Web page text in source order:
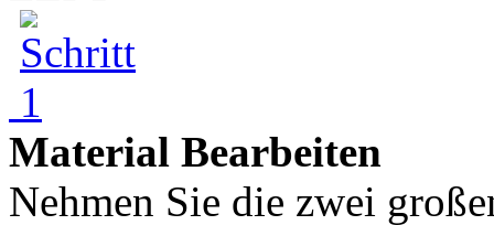
Material Bearbeiten
Nehmen Sie die zwei